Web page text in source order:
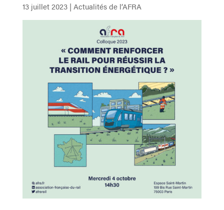
13 juillet 2023| Actualités de l’AFRA